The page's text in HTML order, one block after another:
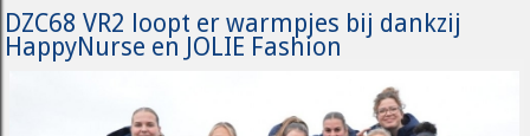
DZC68 VR2 loopt er warmpjes bij dankzij
HappyNurse en JOLIE Fashion